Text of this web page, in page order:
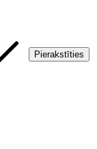
Pierakstīties